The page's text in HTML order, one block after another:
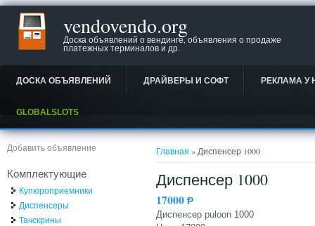
vendovendo.org
Доска объявлений о вендинге, объявления о продаже
платежных терминалов и др.
ДОСКА ОБЪЯВЛЕНИЙ ДРАЙВЕРЫ И СОФТ РЕКЛАМА У
GLOBALSLOTS
Вы здесь
Главная » Диспенсер 1000
Диспенсер 1000
17000Ᵽ
Диспенсер puloon 1000
Добавить объявление
Комплектующие
Купюроприемники
Диспенсеры
Тачскрины